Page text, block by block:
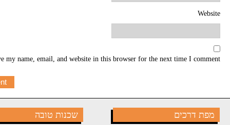
Website
my name, email, and website in this browser for the next time I comment.
מפת דרכים שכנות טובה